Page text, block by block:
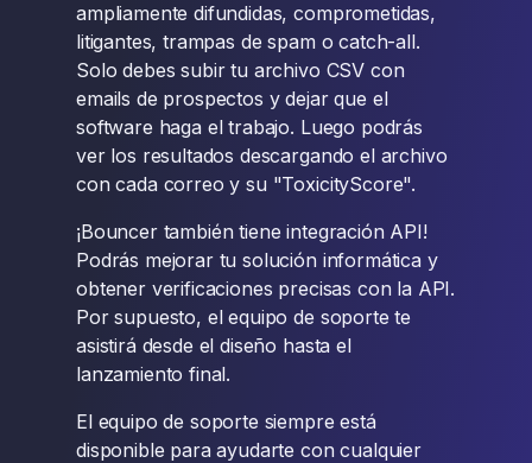
ampliamente difundidas, comprometidas,
litigantes, trampas de spam o catch-all.
Solo debes subir tu archivo CSV con
emails de prospectos y dejar que el
software haga el trabajo. Luego podrás
ver los resultados descargando el archivo
con cada correo y su "ToxicityScore".
¡Bouncer también tiene integración API!
Podrás mejorar tu solución informática y
obtener verificaciones precisas con la API.
Por supuesto, el equipo de soporte te
asistirá desde el diseño hasta el
lanzamiento final.
El equipo de soporte siempre está
disponible para ayudarte con cualquier